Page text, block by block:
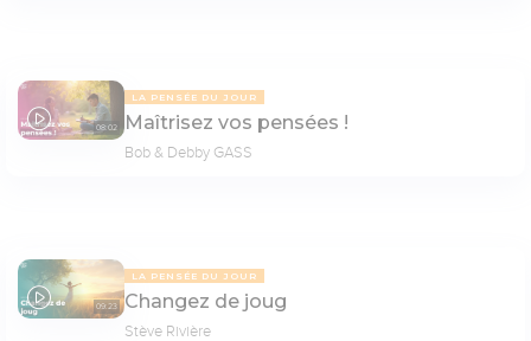
08:02
LA PENSÉE DU JOUR
Maîtrisez vos pensées !
Bob & Debby GASS
09:23
LA PENSÉE DU JOUR
Changez de joug
Stève Rivière